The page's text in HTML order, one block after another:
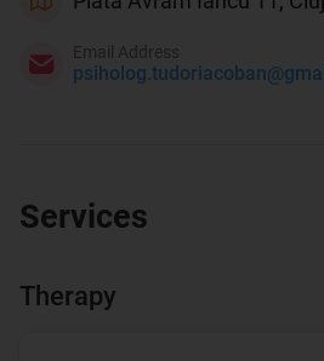
Email Address
Services
Therapy